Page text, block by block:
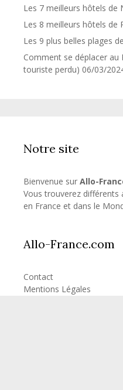
Les 7 meilleurs hôtels de
Les 8 meilleurs hôtels de
Les 9 plus belles plages
Comment se déplacer au
touriste perdu) 06/03/
Notre site
Bienvenue sur Allo-
Vous trouverez différents
en France et dans le
Allo-France.com
Contact
Mentions Légales